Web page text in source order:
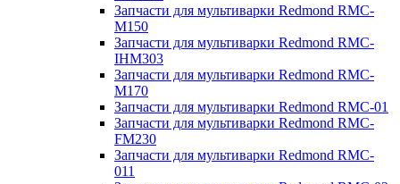
Запчасти для мультиварки Redmond RMC-
M150
Запчасти для мультиварки Redmond RMC-
IHM303
Запчасти для мультиварки Redmond RMC-
M170
Запчасти для мультиварки Redmond RMC-01
Запчасти для мультиварки Redmond RMC-
FM230
Запчасти для мультиварки Redmond RMC-
011